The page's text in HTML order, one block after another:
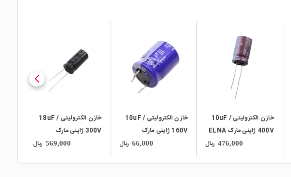
خازن الکترولیتی 10uF /
400V ژاپنی مارک ELNA
476,000 ریال
خازن الکترولیتی 10uF /
160V ژاپنی مارک
66,000 ریال
خازن الکترولیتی 18uF /
300V ژاپنی مارک
RUBYCON سری BXA569,000 ریال